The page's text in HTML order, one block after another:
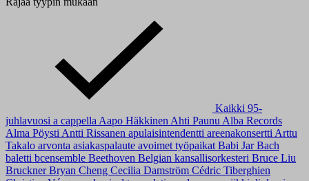
Kaikki 95-
juhlavuosi a cappella Aapo Häkkinen Ahti Paunu Alba Records
Alma Pöysti Antti Rissanen apulaisintendentti areenakonsertti Arttu
Takalo arvonta asiakaspalaute avoimet työpaikat Babi JarBach
baletti bcensemble Beethoven Belgian kansallisorkesteri Bruce Liu
BrucknerBryan Cheng Cecilia Damström Cédric Tiberghien